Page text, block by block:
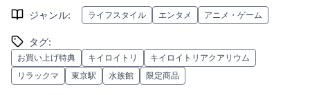
ジャンル: ライフスタイル エンタメ アニメ・ゲーム
タグ:
お買い上げ特典 キイロイトリ
キイロイトリアクアリウム
リラックマ
東京駅 水族館 限定商品